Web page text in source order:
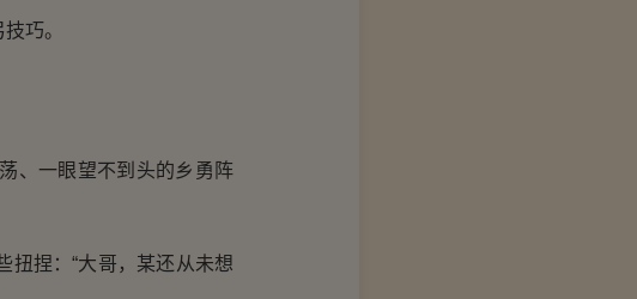
巧。
、一眼望不到头的乡勇阵
捏：“大哥，某还从未想